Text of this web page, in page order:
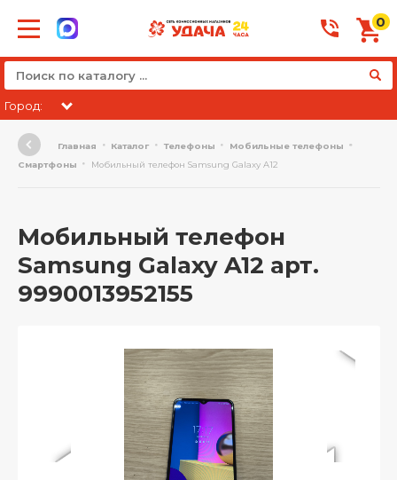
0
Город:
Главная Каталог Телефоны
Мобильные телефоны
Смартфоны
Мобильный телефон Samsung Galaxy A12
Мобильный телефон
Samsung Galaxy A12 арт.
9990013952155